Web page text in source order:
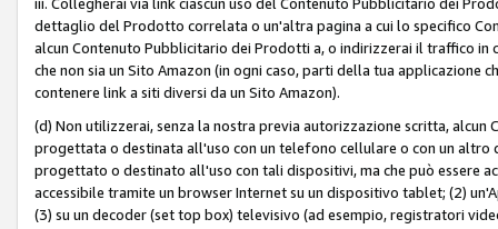
dettaglio del Prodotto correlata o un'altra pagina a cui lo specifico
alcun Contenuto Pubblicitario dei Prodotti a, o indirizzerai il traffico in
che non sia un Sito Amazon (in ogni caso, parti della tua
contenere link a siti diversi da un Sito Amazon).
(d) Non utilizzerai, senza la nostra previa autorizzazione scritta,
progettata o destinata all'uso con un telefono cellulare o con un
progettato o destinato all'uso con tali dispositivi, ma che può essere
accessibile tramite un browser Internet su un dispositivo tablet; (2)
(3) su un decoder (set top box) televisivo (ad esempio, registratori